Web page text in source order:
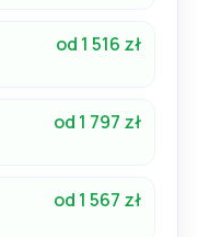
od 1 516 zł
od 1 797 zł
od 1 567 zł